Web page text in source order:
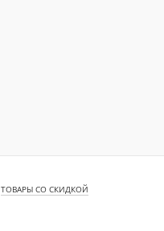
ТОВАРЫ СО СКИДКОЙ